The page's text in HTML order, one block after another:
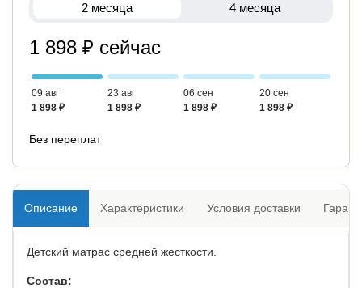
2 месяца 4 месяца
1 898 ₽ сейчас
09 авг
1 898 ₽
23 авг
1 898 ₽
06 сен
1 898 ₽
20 сен
1 898 ₽
Без переплат
Описание Характеристики Условия доставки
Детский матрас средней жесткости.
Состав: